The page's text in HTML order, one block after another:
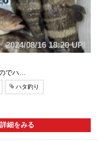
2024/08/16 18:20 UP!
でハ…
ハタ釣り
細をみる